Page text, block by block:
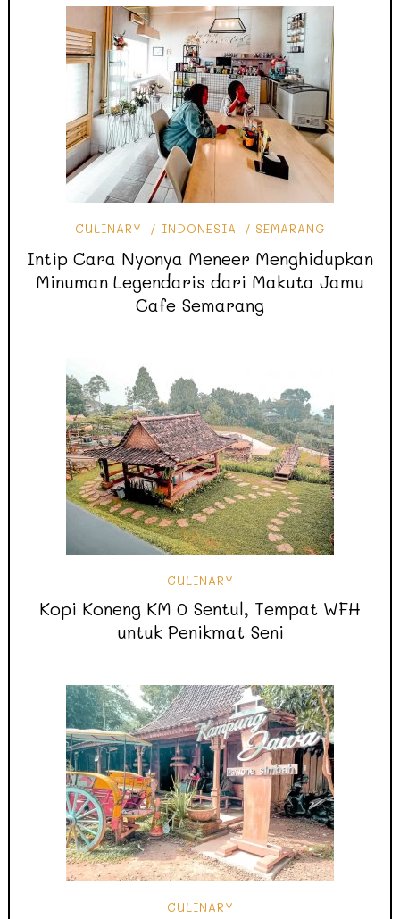
CULINARY INDONESIA SEMARANG
Intip Cara Nyonya Meneer Menghidupkan
Minuman Legendaris dari Makuta Jamu
Cafe Semarang
CULINARY
Kopi Koneng KM 0 Sentul, Tempat WFH
untuk Penikmat Seni
CULINARY